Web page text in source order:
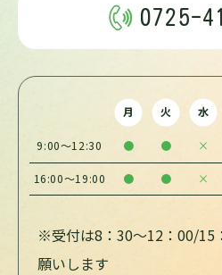
0725-
月 火 水
9:00～12:30 ● ● ×
16:00～19:00 ● ● ×
※受付は8：30～12：00/15
願いします